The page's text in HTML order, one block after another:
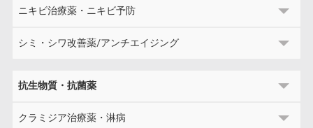
ニキビ治療薬・ニキビ予防
シミ・シワ改善薬/アンチエイジング
抗生物質・抗菌薬
クラミジア治療薬・淋病